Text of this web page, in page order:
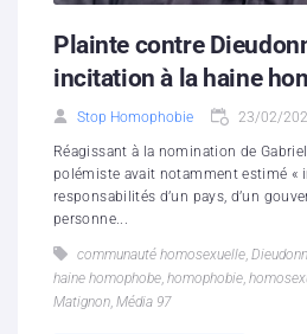
Plainte contre
incitation à la haine
Stop Homophobie 23/02/
Réagissant à la nomination de
polémiste avait notamment estimé «
responsabilités d’un pays, d’un
personne...
communauté homosexuelle,
haine homophobe, homophobie,
Matignon, Média 97